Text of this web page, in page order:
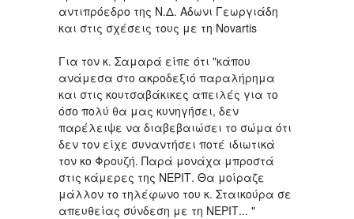
αντιπρόεδρο της Ν.Δ. Αδωνι Γεωργιάδη
και στις σχέσεις τους με τη Novartis
Για τον κ. Σαμαρά είπε ότι "κάπου
ανάμεσα στο ακροδεξιό παραλήρημα
και στις κουτσαβάκικες απειλές για το
όσο πολύ θα μας κυνηγήσει, δεν
παρέλειψε να διαβεβαιώσει το σώμα ότι
δεν τον είχε συναντήσει ποτέ ιδιωτικά
τον κο Φρουζή. Παρά μονάχα μπροστά
στις κάμερες της ΝΕΡΙΤ. Θα μοίραζε
μάλλον το τηλέφωνο του κ. Σταικούρα σε
απευθείας σύνδεση με τη ΝΕΡΙΤ... "